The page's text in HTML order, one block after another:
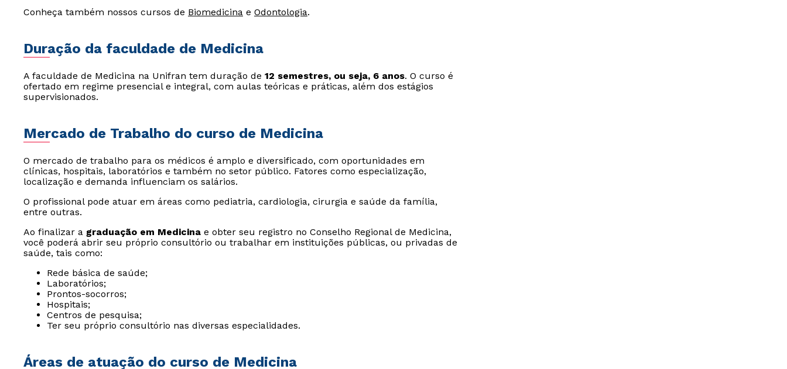
Conheça também nossos cursos de Biomedicina e Odontologia.
Duração da faculdade de Medicina
A faculdade de Medicina na Unifran tem duração de 12 semestres, ou seja, 6 anos. O curso é
ofertado em regime presencial e integral, com aulas teóricas e práticas, além dos estágios
supervisionados.
Mercado de Trabalho do curso de Medicina
O mercado de trabalho para os médicos é amplo e diversificado, com oportunidades em
clínicas, hospitais, laboratórios e também no setor público. Fatores como especialização,
localização e demanda influenciam os salários.
O profissional pode atuar em áreas como pediatria, cardiologia, cirurgia e saúde da família,
entre outras.
Ao finalizar a graduação em Medicina e obter seu registro no Conselho Regional de Medicina,
você poderá abrir seu próprio consultório ou trabalhar em instituições públicas, ou privadas de
saúde, tais como:
Rede básica de saúde;
Laboratórios;
Prontos-socorros;
Hospitais;
Centros de pesquisa;
Ter seu próprio consultório nas diversas especialidades.
Áreas de atuação do curso de Medicina